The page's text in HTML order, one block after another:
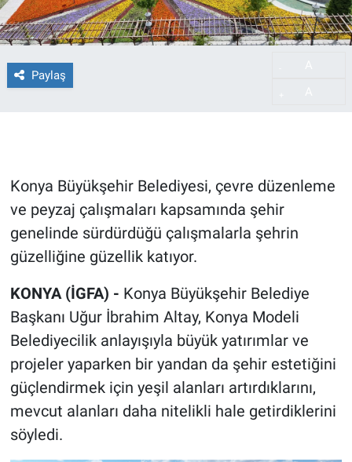
Paylaş
Konya Büyükşehir Belediyesi, çevre düzenleme
ve peyzaj çalışmaları kapsamında şehir
genelinde sürdürdüğü çalışmalarla şehrin
güzelliğine güzellik katıyor.
KONYA (İGFA) - Konya Büyükşehir Belediye
Başkanı Uğur İbrahim Altay, Konya Modeli
Belediyecilik anlayışıyla büyük yatırımlar ve
projeler yaparken bir yandan da şehir estetiğini
güçlendirmek için yeşil alanları artırdıklarını,
mevcut alanları daha nitelikli hale getirdiklerini
söyledi.